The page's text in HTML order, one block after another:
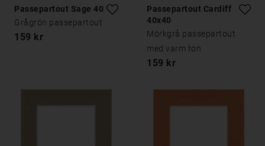
Passepartout Sage 40x40
Grågrön passepartout
159 kr
Passepartout Cardiff
40x40
Mörkgrå passepartout
med varm ton
159 kr